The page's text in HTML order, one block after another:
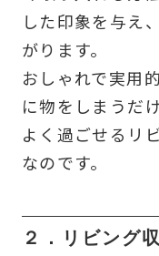
した印象を与え
がります。
おしゃれで実用
に物をしまうだ
よく過ごせるリ
なのです。
２．リビング